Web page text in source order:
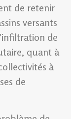
de retenir
versants
de
quant à
à
de